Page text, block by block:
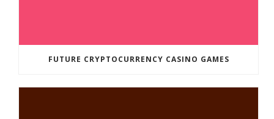
FUTURE CRYPTOCURRENCY CASINO GAMES